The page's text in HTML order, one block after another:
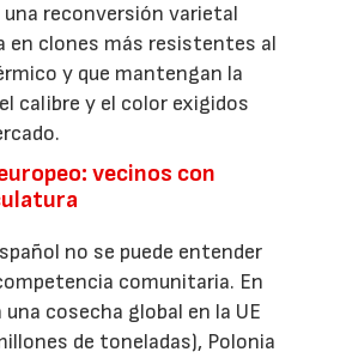
reconversión varietal
en clones más resistentes al
y que mantengan la
calibre y el color exigidos
vecinos con
no se puede entender
comunitaria. En
cosecha global en la UE
de toneladas), Polonia